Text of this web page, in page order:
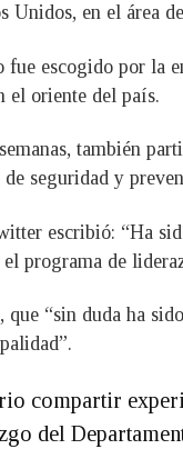
Unidos, en el área
escogido por la
el oriente del país.
también
seguridad y
escribió: “Ha
programa de
“sin duda ha
compartir
del